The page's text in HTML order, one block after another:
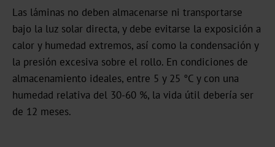
ZR
/
TS
LS
Digital
Las láminas no deben almacenarse ni transportarse
bajo la luz solar directa, y debe evitarse la exposición a
calor y humedad extremos, así como la condensación y
la presión excesiva sobre el rollo. En condiciones de
almacenamiento ideales, entre 5 y 25 °C y con una
humedad relativa del 30-60 %, la vida útil debería ser
de 12 meses.